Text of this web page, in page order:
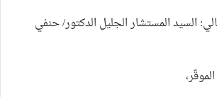
السيد المستشار الجليل الدكتور/ حنفي